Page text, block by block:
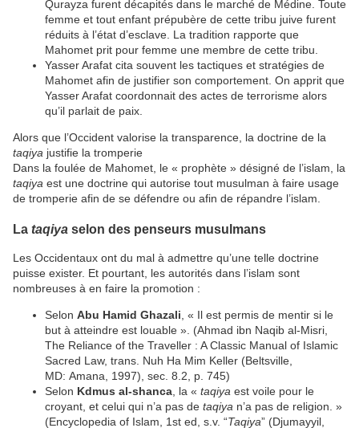
Qurayza furent décapités dans le marché de Médine. Toute
femme et tout enfant prépubère de cette tribu juive furent
réduits à l’état d’esclave. La tradition rapporte que
Mahomet prit pour femme une membre de cette tribu.
Yasser Arafat cita souvent les tactiques et stratégies de
Mahomet afin de justifier son comportement. On apprit que
Yasser Arafat coordonnait des actes de terrorisme alors
qu’il parlait de paix.
Alors que l’Occident valorise la transparence, la doctrine de la
taqiya justifie la tromperie
Dans la foulée de Mahomet, le « prophète » désigné de l’islam, la
taqiya est une doctrine qui autorise tout musulman à faire usage
de tromperie afin de se défendre ou afin de répandre l’islam.
La taqiya selon des penseurs musulmans
Les Occidentaux ont du mal à admettre qu’une telle doctrine
puisse exister. Et pourtant, les autorités dans l’islam sont
nombreuses à en faire la promotion :
Selon Abu Hamid Ghazali , « Il est permis de mentir si le
but à atteindre est louable ». (Ahmad ibn Naqib al-Misri,
The Reliance of the Traveller : A Classic Manual of Islamic
Sacred Law, trans. Nuh Ha Mim Keller (Beltsville,
MD: Amana, 1997), sec. 8.2, p. 745)
Selon Kdmus al-shanca , la « taqiya est voile pour le
croyant, et celui qui n’a pas de taqiya n’a pas de religion. »
(Encyclopedia of Islam, 1st ed, s.v. “Taqiya” (Djumayyil,